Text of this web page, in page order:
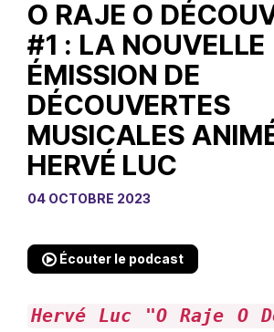
O RAJE O
#1 : LA NOUVELLE
ÉMISSION DE
DÉCOUVERTES
MUSICALES
HERVÉ LUC
04 OCTOBRE 2023
Écouter le podcast
Hervé Luc "O Raje O